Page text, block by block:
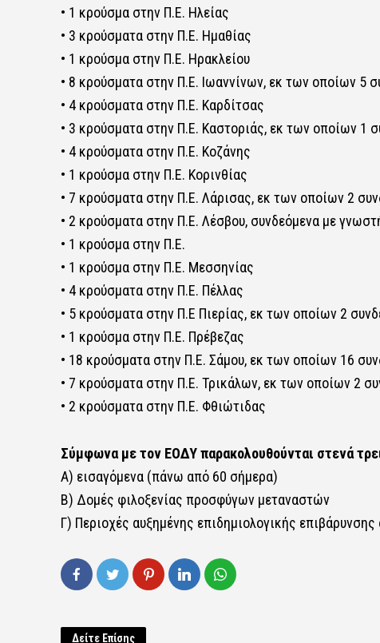
• 1 κρούσμα στην Π.Ε. Ηλείας
• 3 κρούσματα στην Π.Ε. Ημαθίας
• 1 κρούσμα στην Π.Ε. Ηρακλείου
• 8 κρούσματα στην Π.Ε. Ιωαννίνων, εκ των οποίων 5
• 4 κρούσματα στην Π.Ε. Καρδίτσας
• 3 κρούσματα στην Π.Ε. Καστοριάς, εκ των οποίων 1
• 4 κρούσματα στην Π.Ε. Κοζάνης
• 1 κρούσμα στην Π.Ε. Κορινθίας
• 7 κρούσματα στην Π.Ε. Λάρισας, εκ των οποίων 2
• 2 κρούσματα στην Π.Ε. Λέσβου, συνδεόμενα με
• 1 κρούσμα στην Π.Ε.
• 1 κρούσμα στην Π.Ε. Μεσσηνίας
• 4 κρούσματα στην Π.Ε. Πέλλας
• 5 κρούσματα στην Π.Ε Πιερίας, εκ των οποίων 2
• 1 κρούσμα στην Π.Ε. Πρέβεζας
• 18 κρούσματα στην Π.Ε. Σάμου, εκ των οποίων 16
• 7 κρούσματα στην Π.Ε. Τρικάλων, εκ των οποίων 2
• 2 κρούσματα στην Π.Ε. Φθιώτιδας
Σύμφωνα με τον ΕΟΔΥ παρακολουθούνται στενά
Α) εισαγόμενα (πάνω από 60 σήμερα)
Β) Δομές φιλοξενίας προσφύγων μεταναστών
Γ) Περιοχές αυξημένης επιδημιολογικής επιβάρυνσης
Δείτε Επίσης